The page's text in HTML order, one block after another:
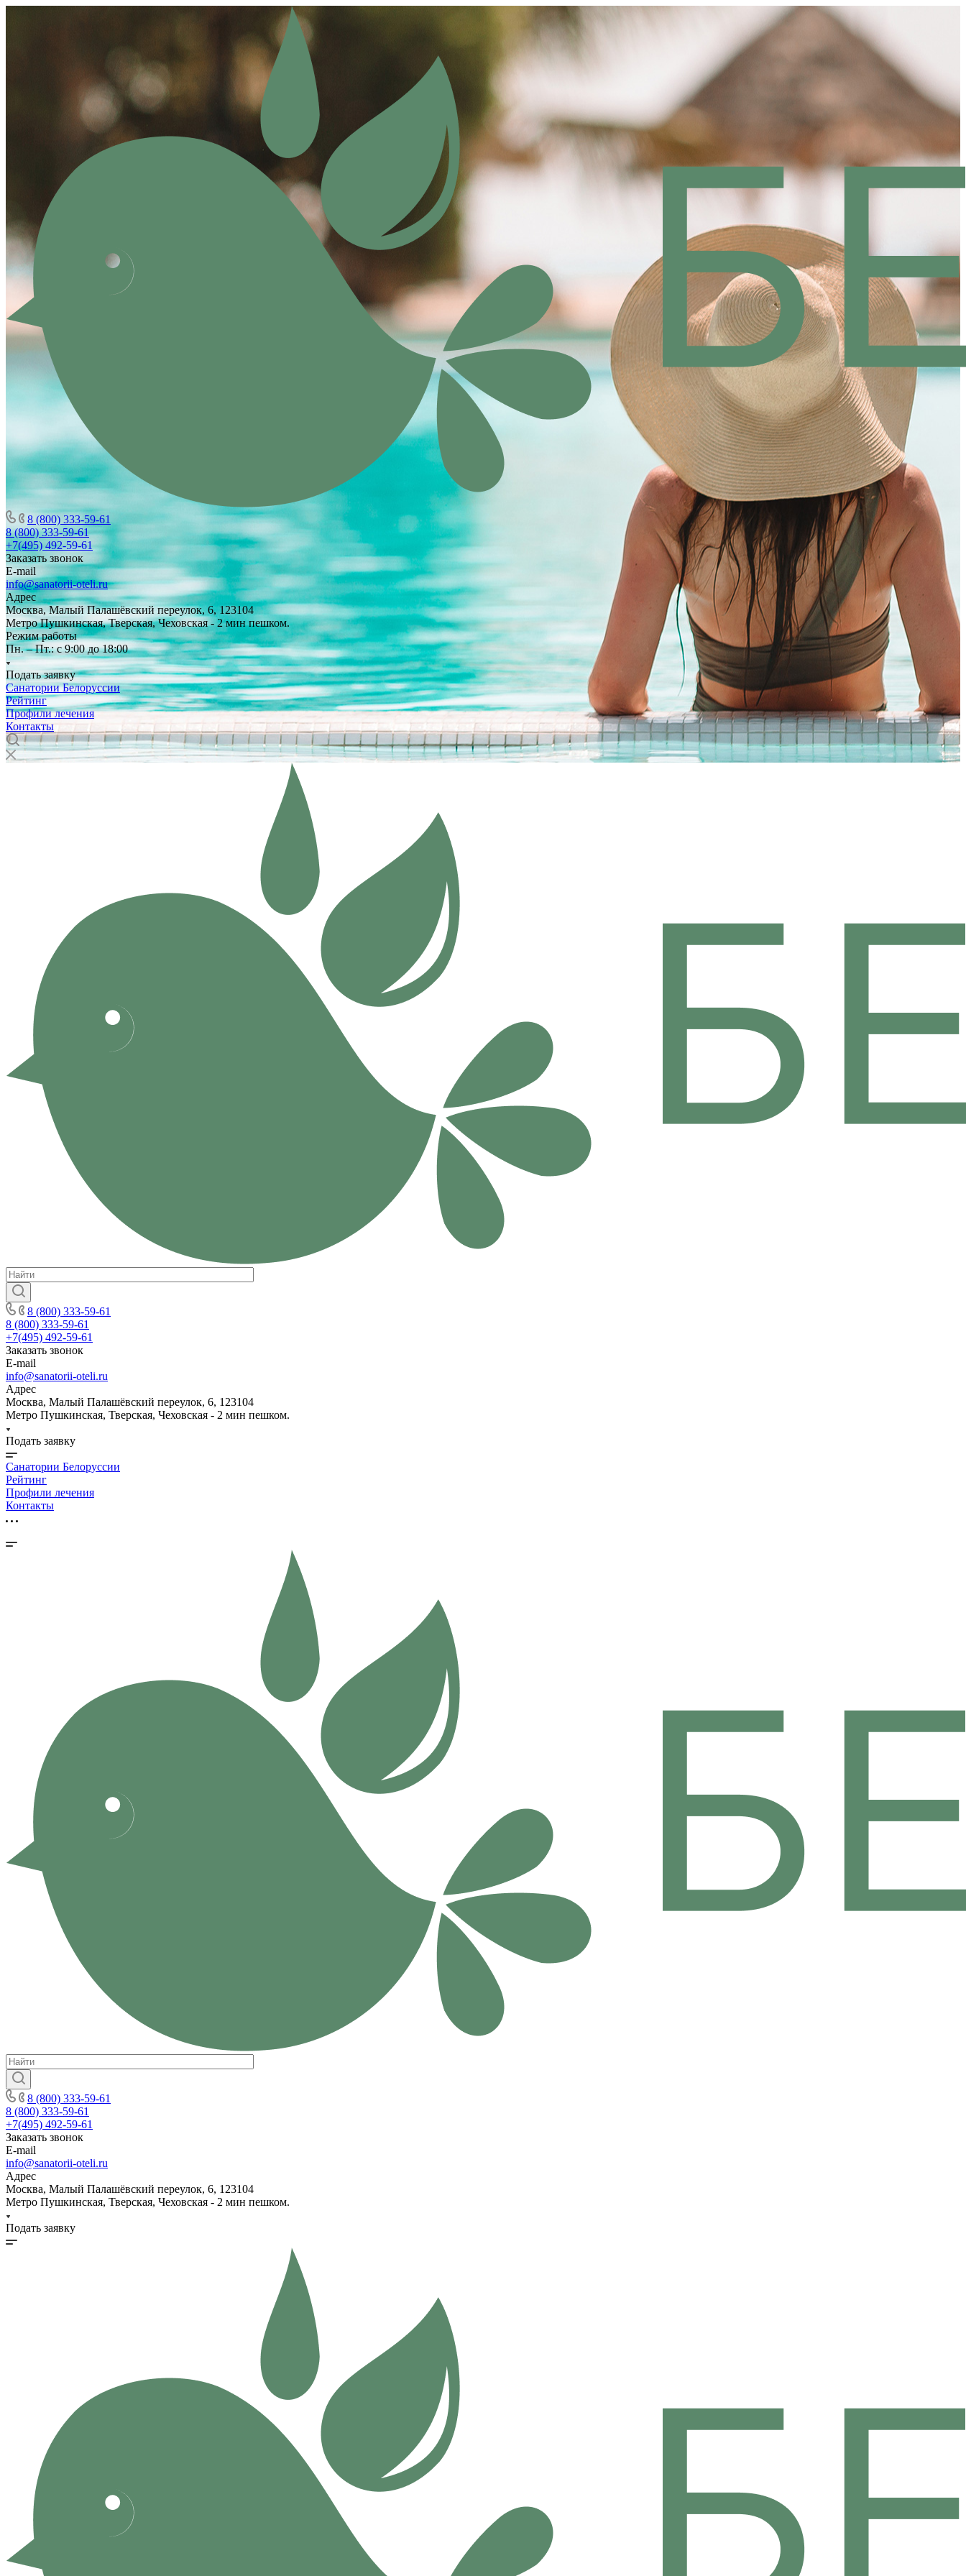
8 (800) 333-59-61
8 (800) 333-59-61
+7(495) 492-59-61
Заказать звонок
E-mail
info@sanatorii-oteli.ru
Адрес
Москва, Малый Палашёвский переулок, 6, 123104
Метро Пушкинская, Тверская, Чеховская - 2 мин пешком.
Режим работы
Пн. – Пт.: с 9:00 до 18:00
Подать заявку
Санатории Белоруссии
Рейтинг
Профили лечения
Контакты
8 (800) 333-59-61
8 (800) 333-59-61
+7(495) 492-59-61
Заказать звонок
E-mail
info@sanatorii-oteli.ru
Адрес
Москва, Малый Палашёвский переулок, 6, 123104
Метро Пушкинская, Тверская, Чеховская - 2 мин пешком.
Подать заявку
Санатории Белоруссии
Рейтинг
Профили лечения
Контакты
8 (800) 333-59-61
8 (800) 333-59-61
+7(495) 492-59-61
Заказать звонок
E-mail
info@sanatorii-oteli.ru
Адрес
Москва, Малый Палашёвский переулок, 6, 123104
Метро Пушкинская, Тверская, Чеховская - 2 мин пешком.
Подать заявку